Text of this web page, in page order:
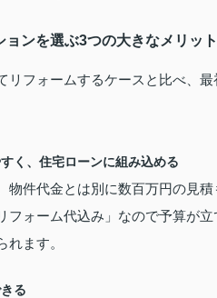
ンを選ぶ3つの大きなメリット
リフォームするケースと比べ、
く、住宅ローンに組み込める
物件代金とは別に数百万円の見
フォーム代込み」なので予算が
れます。
る